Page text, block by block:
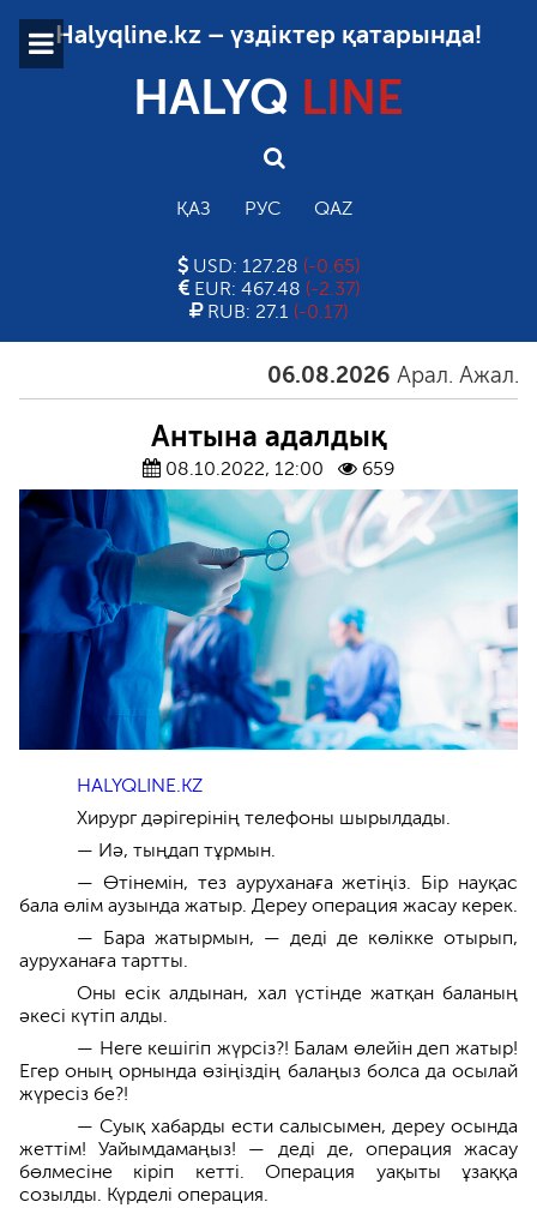
Halyqline.kz – үздіктер қатарында!
HALYQ LINE
ҚАЗ РУС QAZ
USD: 127.28 (-0.65)
EUR: 467.48 (-2.37)
RUB: 27.1 (-0.17)
06.08.2026 Арал. Ажал.
Антына адалдық
08.10.2022, 12:00 659
HALYQLINE.KZ
Хирург дәрігерінің телефоны шырылдады.
— Иә, тыңдап тұрмын.
— Өтінемін, тез ауруханаға жетіңіз. Бір науқас
бала өлім аузында жатыр. Дереу операция жасау керек.
— Бара жатырмын, — деді де көлікке отырып,
ауруханаға тартты.
Оны есік алдынан, хал үстінде жатқан баланың
әкесі күтіп алды.
— Неге кешігіп жүрсіз?! Балам өлейін деп жатыр!
Егер оның орнында өзіңіздің балаңыз болса да осылай
жүресіз бе?!
— Суық хабарды ести салысымeн, дереу осында
жеттім! Уайымдамаңыз! — деді де, операция жасау
бөлмесіне кіріп кетті. Операция уақыты ұзаққа
созылды. Күрделі операция.